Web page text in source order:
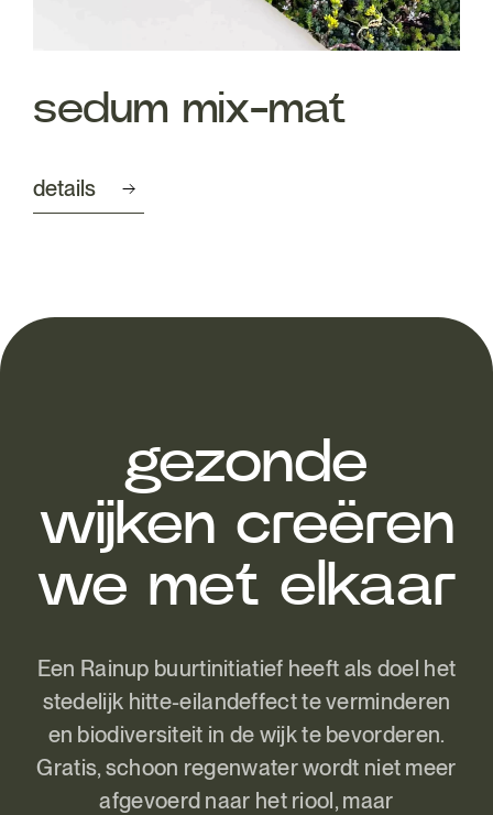
sedum mix-mat
details
gezonde
wijken creëren
we met elkaar
Een Rainup buurtinitiatief heeft als doel het
stedelijk hitte-eilandeffect te verminderen
en biodiversiteit in de wijk te bevorderen.
Gratis, schoon regenwater wordt niet meer
afgevoerd naar het riool, maar